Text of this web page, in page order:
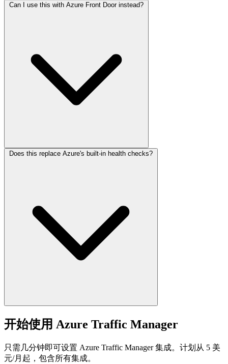
Can I use this with Azure Front Door instead?
Does this replace Azure's built-in health checks?
开始使用 Azure Traffic Manager
只需几分钟即可设置 Azure Traffic Manager 集成。计划从 5 美
元/月起，包含所有集成。